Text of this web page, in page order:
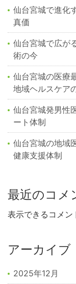
仙台宮城で進化
真価
仙台宮城で広が
術の今
仙台宮城の医療
地域ヘルスケア
仙台宮城発男性
ート体制
仙台宮城の地域
健康支援体制
最近のコメ
表示できるコメン
アーカイブ
2025年12月